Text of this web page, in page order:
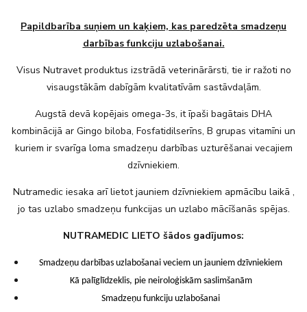
Papildbarība suņiem un kaķiem, kas paredzēta smadzeņu
darbības funkciju uzlabošanai.
Visus Nutravet produktus izstrādā veterinārārsti, tie ir ražoti no
visaugstākām dabīgām kvalitatīvām sastāvdaļām.
Augstā devā kopējais omega-3s, it īpaši bagātais DHA
kombinācijā ar Gingo biloba, Fosfatidilserīns, B grupas vitamīni un
kuriem ir svarīga loma smadzeņu darbības uzturēšanai vecajiem
dzīvniekiem.
Nutramedic iesaka arī lietot jauniem dzīvniekiem apmācību laikā ,
jo tas uzlabo smadzeņu funkcijas un uzlabo mācīšanās spējas.
NUTRAMEDIC LIETO šādos gadījumos:
Smadzeņu darbības uzlabošanai veciem un jauniem dzīvniekiem
Kā palīglīdzeklis, pie neiroloģiskām saslimšanām
Smadzeņu funkciju uzlabošanai